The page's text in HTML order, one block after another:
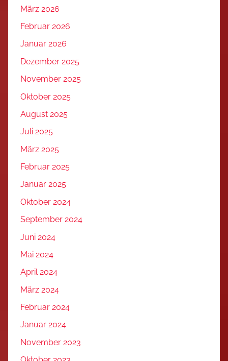
März 2026
Februar 2026
Januar 2026
Dezember 2025
November 2025
Oktober 2025
August 2025
Juli 2025
März 2025
Februar 2025
Januar 2025
Oktober 2024
September 2024
Juni 2024
Mai 2024
April 2024
März 2024
Februar 2024
Januar 2024
November 2023